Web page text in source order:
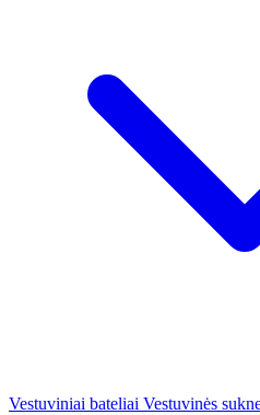
Vestuviniai bateliai Vestuvinės